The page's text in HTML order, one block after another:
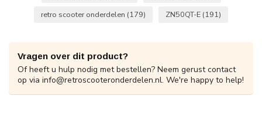
retro scooter onderdelen (179) ZN50QT-E (191)
Vragen over dit product?
Of heeft u hulp nodig met bestellen? Neem gerust contact
op via info@retroscooteronderdelen.nl. We're happy to help!